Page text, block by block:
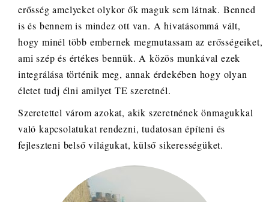
erősség amelyeket olykor ők maguk sem látnak. Benned
is és bennem is mindez ott van. A hivatásommá vált,
hogy minél több embernek megmutassam az erősségeiket,
ami szép és értékes bennük. A közös munkával ezek
integrálása történik meg, annak érdekében hogy olyan
életet tudj élni amilyet TE szeretnél.
Szeretettel várom azokat, akik szeretnének önmagukkal
való kapcsolatukat rendezni, tudatosan építeni és
fejleszteni belső világukat, külső sikerességüket.